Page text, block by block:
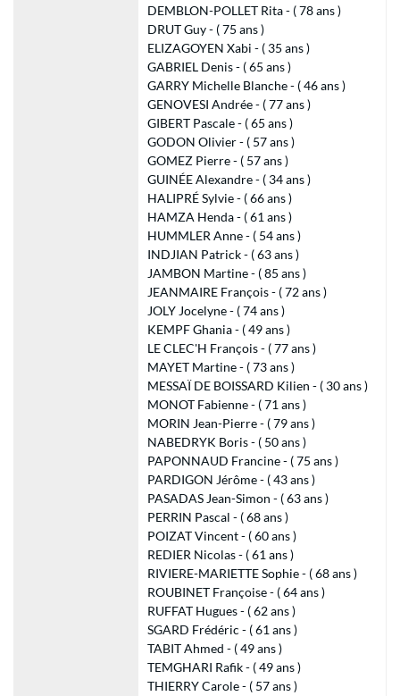
DEMBLON-POLLET Rita - ( 78 ans )
DRUT Guy - ( 75 ans )
ELIZAGOYEN Xabi - ( 35 ans )
GABRIEL Denis - ( 65 ans )
GARRY Michelle Blanche - ( 46 ans )
GENOVESI Andrée - ( 77 ans )
GIBERT Pascale - ( 65 ans )
GODON Olivier - ( 57 ans )
GOMEZ Pierre - ( 57 ans )
GUINÉE Alexandre - ( 34 ans )
HALIPRÉ Sylvie - ( 66 ans )
HAMZA Henda - ( 61 ans )
HUMMLER Anne - ( 54 ans )
INDJIAN Patrick - ( 63 ans )
JAMBON Martine - ( 85 ans )
JEANMAIRE François - ( 72 ans )
JOLY Jocelyne - ( 74 ans )
KEMPF Ghania - ( 49 ans )
LE CLEC'H François - ( 77 ans )
MAYET Martine - ( 73 ans )
MESSAÏ DE BOISSARD Kilien - ( 30 ans )
MONOT Fabienne - ( 71 ans )
MORIN Jean-Pierre - ( 79 ans )
NABEDRYK Boris - ( 50 ans )
PAPONNAUD Francine - ( 75 ans )
PARDIGON Jérôme - ( 43 ans )
PASADAS Jean-Simon - ( 63 ans )
PERRIN Pascal - ( 68 ans )
POIZAT Vincent - ( 60 ans )
REDIER Nicolas - ( 61 ans )
RIVIERE-MARIETTE Sophie - ( 68 ans )
ROUBINET Françoise - ( 64 ans )
RUFFAT Hugues - ( 62 ans )
SGARD Frédéric - ( 61 ans )
TABIT Ahmed - ( 49 ans )
TEMGHARI Rafik - ( 49 ans )
THIERRY Carole - ( 57 ans )